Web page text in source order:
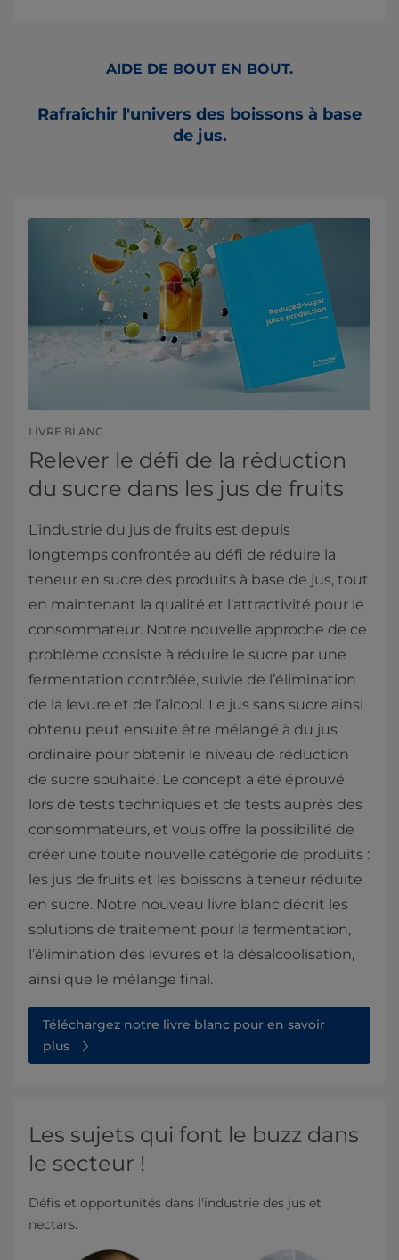
AIDE DE BOUT EN BOUT.
Rafraîchir l'univers des boissons à base
de jus.
LIVRE BLANC
Relever le défi de la réduction
du sucre dans les jus de fruits
L’industrie du jus de fruits est depuis
longtemps confrontée au défi de réduire la
teneur en sucre des produits à base de jus, tout
en maintenant la qualité et l’attractivité pour le
consommateur. Notre nouvelle approche de ce
problème consiste à réduire le sucre par une
fermentation contrôlée, suivie de l’élimination
de la levure et de l’alcool. Le jus sans sucre ainsi
obtenu peut ensuite être mélangé à du jus
ordinaire pour obtenir le niveau de réduction
de sucre souhaité. Le concept a été éprouvé
lors de tests techniques et de tests auprès des
consommateurs, et vous offre la possibilité de
créer une toute nouvelle catégorie de produits :
les jus de fruits et les boissons à teneur réduite
en sucre. Notre nouveau livre blanc décrit les
solutions de traitement pour la fermentation,
l’élimination des levures et la désalcoolisation,
ainsi que le mélange final.
Téléchargez notre livre blanc pour en savoir
plus
Les sujets qui font le buzz dans
le secteur !
Défis et opportunités dans l'industrie des jus et
nectars.